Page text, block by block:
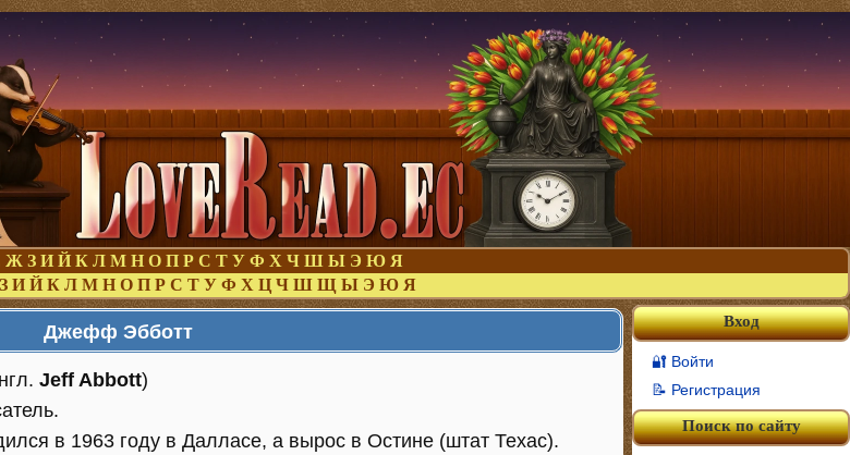
Ж З И Й К Л М Н О П Р С Т У Ф Х Ч Ш Ы Э Ю Я
З И Й К Л М Н О П Р С Т У Ф Х Ц Ч Ш Щ Ы Э Ю Я
Джефф Эбботт
Jeff Abbott)
в 1963 году в Далласе, а вырос в Остине (штат Техас).
Вход
🔐 Войти
📝 Регистрация
Поиск по сайту